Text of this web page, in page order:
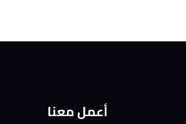
أعمل معنا